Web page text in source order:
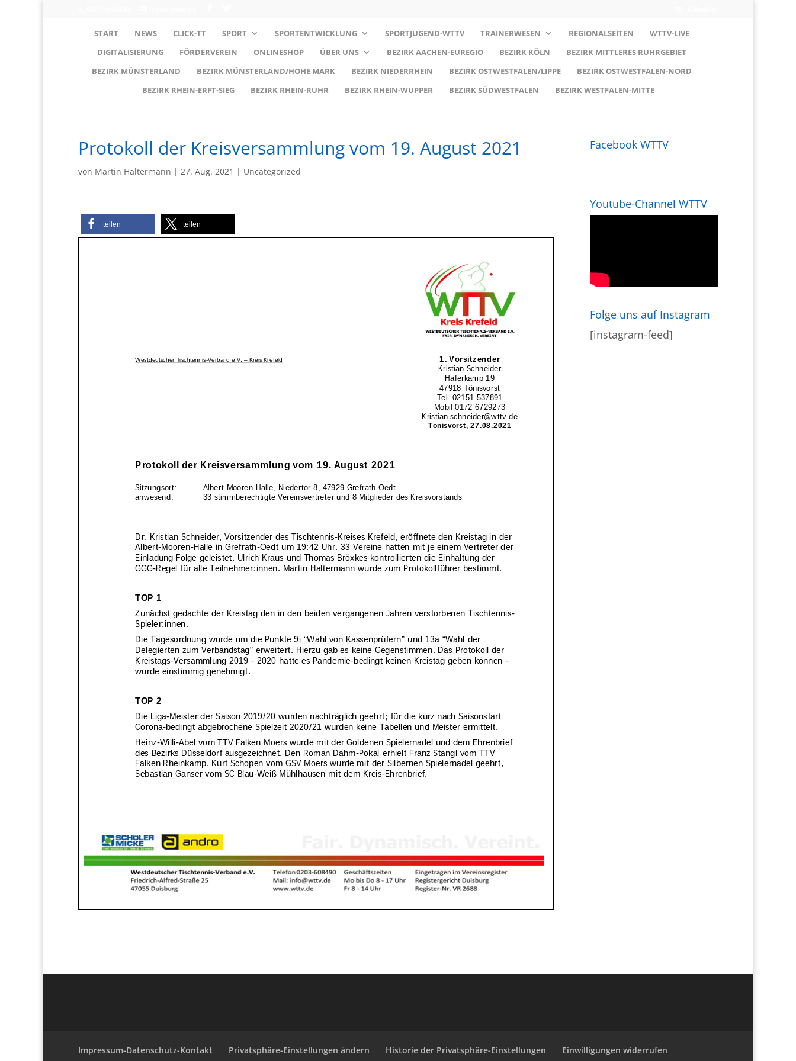
START NEWS CLICK-TT SPORT SPORTENTWICKLUNG SPORTJUGEND-WTTV TRAINERWESEN REGIONALSEITEN
WTTV-LIVE
DIGITALISIERUNG
FÖRDERVEREIN ONLINESHOP ÜBER UNS BEZIRK AACHEN-EUREGIO BEZIRK KÖLN
BEZIRK MITTLERES RUHRGEBIET
BEZIRK MÜNSTERLAND
BEZIRK MÜNSTERLAND/HOHE MARK BEZIRK NIEDERRHEIN BEZIRK OSTWESTFALEN/LIPPE
BEZIRK OSTWESTFALEN-NORD
BEZIRK RHEIN-ERFT-SIEG
BEZIRK RHEIN-RUHR BEZIRK RHEIN-WUPPER BEZIRK SÜDWESTFALEN BEZIRK WESTFALEN-MITTE
Protokoll der Kreisversammlung vom 19. August 2021
von Martin Haltermann | 27. Aug. 2021 | Uncategorized
teilen teilen
Facebook WTTV
Youtube-Channel WTTV
Folge uns auf Instagram
[instagram-feed]
Impressum-Datenschutz-Kontakt Privatsphäre-Einstellungen ändern Historie der Privatsphäre-Einstellungen Einwilligungen widerrufen